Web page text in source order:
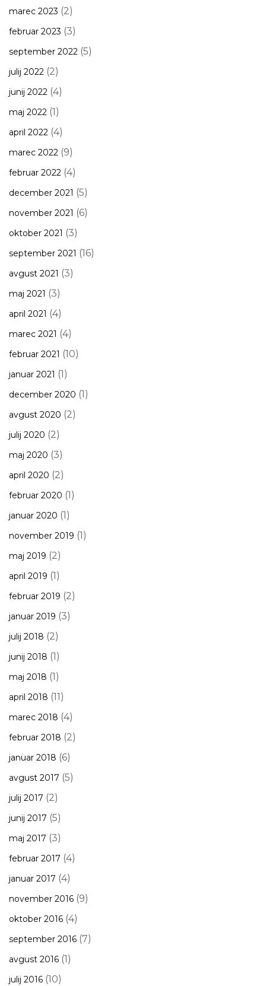
marec 2023 (2)
februar 2023 (3)
september 2022 (5)
julij 2022 (2)
junij 2022 (4)
maj 2022 (1)
april 2022 (4)
marec 2022 (9)
februar 2022 (4)
december 2021 (5)
november 2021 (6)
oktober 2021 (3)
september 2021 (16)
avgust 2021 (3)
maj 2021 (3)
april 2021 (4)
marec 2021 (4)
februar 2021 (10)
januar 2021 (1)
december 2020 (1)
avgust 2020 (2)
julij 2020 (2)
maj 2020 (3)
april 2020 (2)
februar 2020 (1)
januar 2020 (1)
november 2019 (1)
maj 2019 (2)
april 2019 (1)
februar 2019 (2)
januar 2019 (3)
julij 2018 (2)
junij 2018 (1)
maj 2018 (1)
april 2018 (11)
marec 2018 (4)
februar 2018 (2)
januar 2018 (6)
avgust 2017 (5)
julij 2017 (2)
junij 2017 (5)
maj 2017 (3)
februar 2017 (4)
januar 2017 (4)
november 2016 (9)
oktober 2016 (4)
september 2016 (7)
avgust 2016 (1)
julij 2016 (10)